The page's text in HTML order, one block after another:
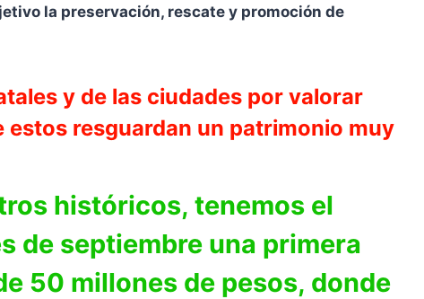
la preservación, rescate y promoción de
y de las ciudades por valorar
resguardan un patrimonio muy
históricos, tenemos el
de septiembre una primera
50 millones de pesos, donde